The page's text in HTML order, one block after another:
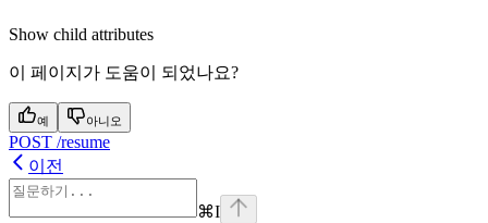
Show child attributes
이 페이지가 도움이 되었나요?
예 아니오
POST /resume
이전
⌘I